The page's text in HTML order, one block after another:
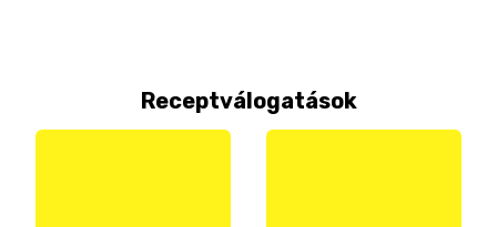
Receptválogatások